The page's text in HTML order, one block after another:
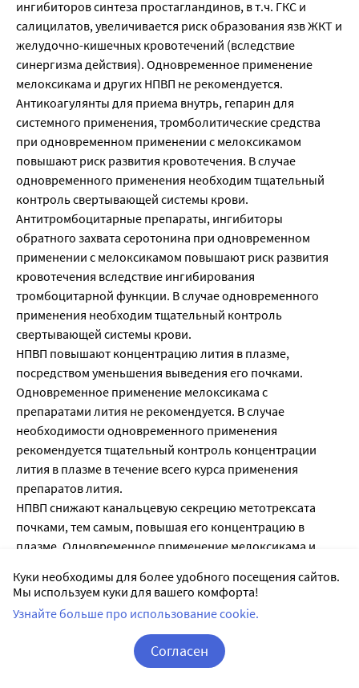
ингибиторов синтеза простагландинов, в т.ч. ГКС и
салицилатов, увеличивается риск образования язв ЖКТ и
желудочно-кишечных кровотечений (вследствие
синергизма действия). Одновременное применение
мелоксикама и других НПВП не рекомендуется.
Антикоагулянты для приема внутрь, гепарин для
системного применения, тромболитические средства
при одновременном применении с мелоксикамом
повышают риск развития кровотечения. В случае
одновременного применения необходим тщательный
контроль свертывающей системы крови.
Антитромбоцитарные препараты, ингибиторы
обратного захвата серотонина при одновременном
применении с мелоксикамом повышают риск развития
кровотечения вследствие ингибирования
тромбоцитарной функции. В случае одновременного
применения необходим тщательный контроль
свертывающей системы крови.
НПВП повышают концентрацию лития в плазме,
посредством уменьшения выведения его почками.
Одновременное применение мелоксикама с
препаратами лития не рекомендуется. В случае
необходимости одновременного применения
рекомендуется тщательный контроль концентрации
лития в плазме в течение всего курса применения
препаратов лития.
НПВП снижают канальцевую секрецию метотрексата
почками, тем самым, повышая его концентрацию в
плазме. Одновременное применение мелоксикама и
рекомендуется. В случае одновременного применения
необходим тщательный контроль функции почек и
формулы крови. Мелоксикам может усиливать
гематологическую токсичность метотрексата, особенно у
пациентов с нарушением функции почек.
Куки необходимы для более удобного посещения сайтов.
Мы используем куки для вашего комфорта!
Узнайте больше про использование cookie.
Согласен